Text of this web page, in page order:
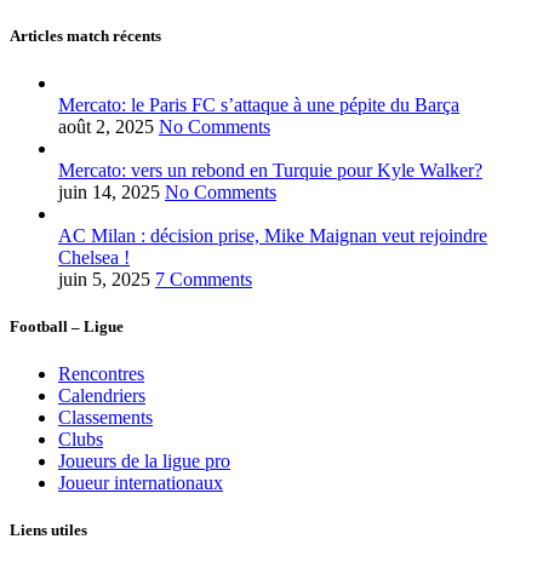
Articles match récents
Mercato: le Paris FC s’attaque à une pépite du Barça
août 2, 2025 No Comments
Mercato: vers un rebond en Turquie pour Kyle Walker?
juin 14, 2025 No Comments
AC Milan : décision prise, Mike Maignan veut rejoindre
Chelsea !
juin 5, 2025 7 Comments
Football – Ligue
Rencontres
Calendriers
Classements
Clubs
Joueurs de la ligue pro
Joueur internationaux
Liens utiles